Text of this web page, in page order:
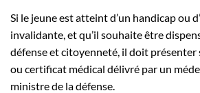
Si le jeune est atteint d’un handicap ou
invalidante, et qu’il souhaite être
défense et citoyenneté, il doit présenter
ou certificat médical délivré par un
ministre de la défense.